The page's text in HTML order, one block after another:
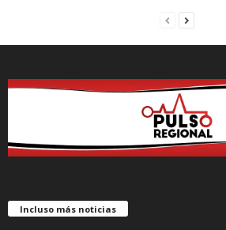
Incluso más noticias